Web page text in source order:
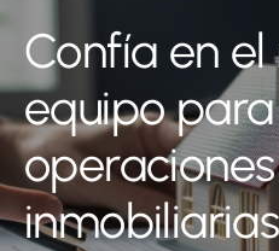
Confía en
equipo
operaciones